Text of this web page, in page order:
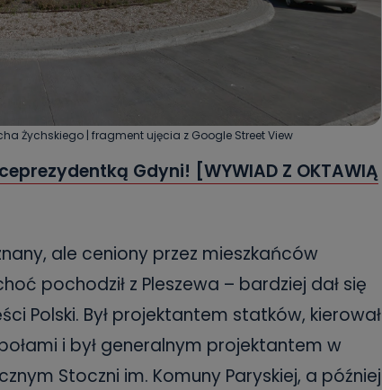
Żychskiego | fragment ujęcia z Google Street View
Gdyni! [WYWIAD Z OKTAWIĄ
ale ceniony przez mieszkańców
pochodził z Pleszewa – bardziej dał się
Polski. Był projektantem statków, kierował
i był generalnym projektantem w
Stoczni im. Komuny Paryskiej, a później